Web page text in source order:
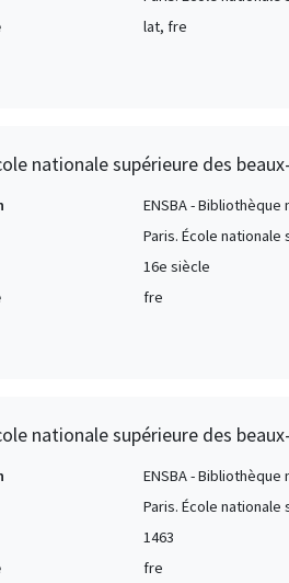
lat, fre
nationale supérieure des
ENSBA -
Paris. École
16e siècle
fre
nationale supérieure des
ENSBA -
Paris. École
1463
fre